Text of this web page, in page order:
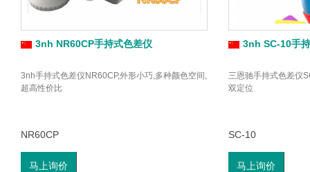
3nh NR60CP手持式色差仪
3nh手持式色差仪NR60CP,外形小巧,多种颜色空间,
超高性价比
NR60CP
马上询价
3nh SC-10手
三恩驰手持式色差仪
双定位
SC-10
马上询价